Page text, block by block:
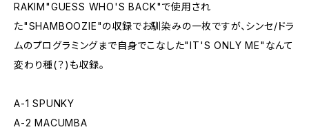
RAKIM"GUESS WHO'S BACK"で使用され
た"SHAMBOOZIE"の収録でお馴染みの一枚ですが、シンセ/ドラ
ムのプログラミングまで自身でこなした"IT'S ONLY ME"なんて
変わり種(？)も収録。
A-1 SPUNKY
A-2 MACUMBA